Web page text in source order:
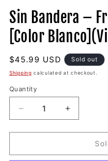
Sin Bandera –
[Color
Regular
price
$45.99 USD Sold out
Shipping calculated at checkout.
Quantity
Decrease
quantity
for
Bandera
Increase
quantity
for
Bandera